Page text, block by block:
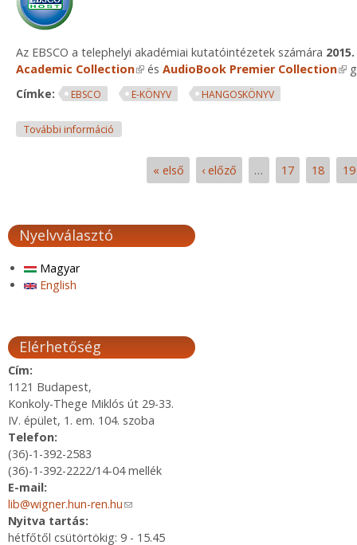
Az EBSCO a telephelyi akadémiai kutatóintézetek számára
Academic Collection(link is external)
és AudioBook Premier Collection
Címke:
EBSCO E-KÖNYV HANGOSKÖNYV
További információ
« első ‹ előző … 17 18 19
Nyelvválasztó
Magyar
English
Elérhetőség
Cím:
1121 Budapest,
Konkoly-Thege Miklós út 29-33.
IV. épület, 1. em. 104. szoba
Telefon:
(36)-1-392-2583
(36)-1-392-2222/14-04 mellék
E-mail:
lib@wigner.hun-ren.hu(link sends e-mail)
Nyitva tartás:
hétfőtől csütörtökig: 9 - 15.45